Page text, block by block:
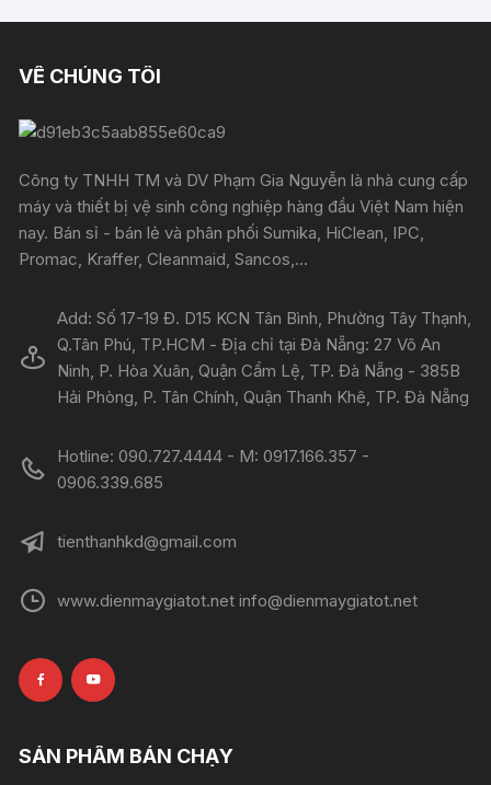
VỀ CHÚNG TÔI
Công ty TNHH TM và DV Phạm Gia Nguyễn là nhà cung cấp
máy và thiết bị vệ sinh công nghiệp hàng đầu Việt Nam hiện
nay. Bán sỉ - bán lẻ và phân phối Sumika, HiClean, IPC,
Promac, Kraffer, Cleanmaid, Sancos,...
Add: Số 17-19 Đ. D15 KCN Tân Bình, Phường Tây Thạnh,
Q.Tân Phú, TP.HCM - Địa chỉ tại Đà Nẵng: 27 Võ An
Ninh, P. Hòa Xuân, Quận Cẩm Lệ, TP. Đà Nẵng - 385B
Hải Phòng, P. Tân Chính, Quận Thanh Khê, TP. Đà Nẵng
Hotline: 090.727.4444 - M: 0917.166.357 -
0906.339.685
tienthanhkd@gmail.com
www.dienmaygiatot.net info@dienmaygiatot.net
SẢN PHẨM BÁN CHẠY